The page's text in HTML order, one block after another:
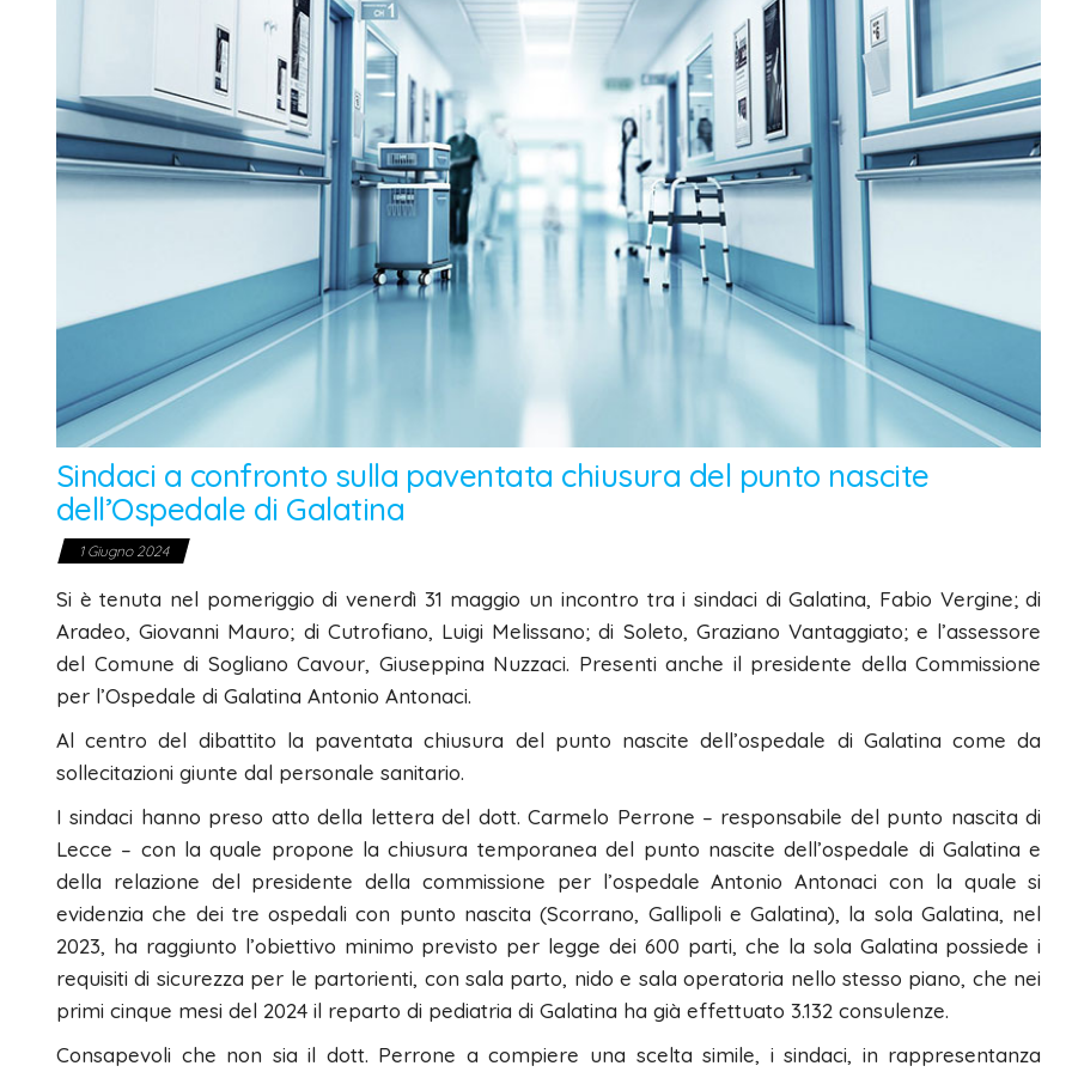
Sindaci a confronto sulla paventata chiusura del punto nascite
dell’Ospedale di Galatina
1 Giugno 2024
Si è tenuta nel pomeriggio di venerdì 31 maggio un incontro tra i sindaci di Galatina, Fabio Vergine; di
Aradeo, Giovanni Mauro; di Cutrofiano, Luigi Melissano; di Soleto, Graziano Vantaggiato; e l’assessore
del Comune di Sogliano Cavour, Giuseppina Nuzzaci. Presenti anche il presidente della Commissione
per l’Ospedale di Galatina Antonio Antonaci.
Al centro del dibattito la paventata chiusura del punto nascite dell’ospedale di Galatina come da
sollecitazioni giunte dal personale sanitario.
I sindaci hanno preso atto della lettera del dott. Carmelo Perrone – responsabile del punto nascita di
Lecce – con la quale propone la chiusura temporanea del punto nascite dell’ospedale di Galatina e
della relazione del presidente della commissione per l’ospedale Antonio Antonaci con la quale si
evidenzia che dei tre ospedali con punto nascita (Scorrano, Gallipoli e Galatina), la sola Galatina, nel
2023, ha raggiunto l’obiettivo minimo previsto per legge dei 600 parti, che la sola Galatina possiede i
requisiti di sicurezza per le partorienti, con sala parto, nido e sala operatoria nello stesso piano, che nei
primi cinque mesi del 2024 il reparto di pediatria di Galatina ha già effettuato 3.132 consulenze.
Consapevoli che non sia il dott. Perrone a compiere una scelta simile, i sindaci, in rappresentanza